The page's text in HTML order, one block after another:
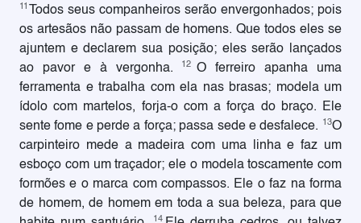
11
Todos seus companheiros serão envergonhados; pois
os artesãos não passam de homens. Que todos eles se
ajuntem e declarem sua posição; eles serão lançados
ao pavor e à vergonha.
12
O ferreiro apanha uma
ferramenta e trabalha com ela nas brasas; modela um
ídolo com martelos, forja-o com a força do braço. Ele
sente fome e perde a força; passa sede e desfalece. 13O
carpinteiro mede a madeira com uma linha e faz um
esboço com um traçador; ele o modela toscamente com
formões e o marca com compassos. Ele o faz na forma
de homem, de homem em toda a sua beleza, para que
14